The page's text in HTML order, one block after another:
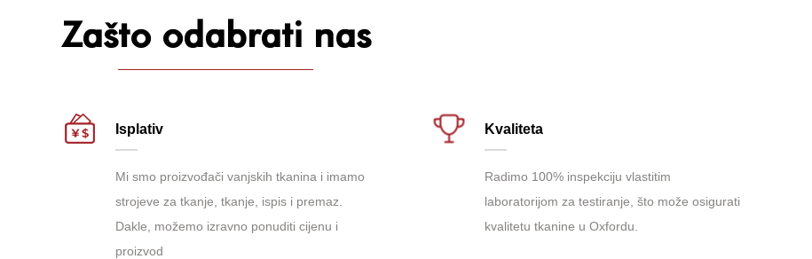
Zašto odabrati nas
Isplativ
Mi smo proizvođači vanjskih tkanina i imamo
strojeve za tkanje, tkanje, ispis i premaz.
Dakle, možemo izravno ponuditi cijenu i
proizvod
Kvaliteta
Radimo 100% inspekciju vlastitim
laboratorijom za testiranje, što može osigurati
kvalitetu tkanine u Oxfordu.